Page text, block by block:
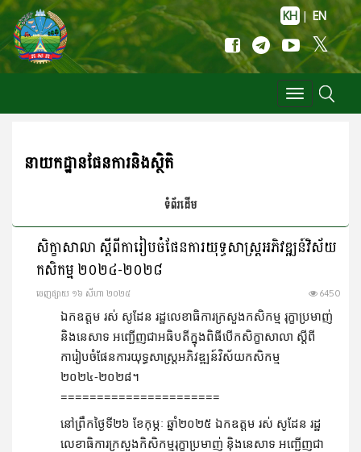
KH | EN
Toggle
navigation
នាយកដ្ឋាន​ផែនការនិងស្ថិតិ
ទំព័រដើម
សិក្ខាសាលា ស្ដីពីការៀបចំផែនការយុទ្ធសាស្រ្តអភិវឌ្ឍន៍វិស័យ
កសិកម្ម ២០២៤-២០២៨
ចេញ​ផ្សាយ​ ១៦ សីហា ២០២៥ 6450
ឯកឧត្តម រស់ សូដែន រដ្ឋលេខាធិការក្រសួងកសិកម្ម រុក្ខាប្រមាញ់
និងនេសាទ អញ្ជេីញជាអធិបតីក្នុងពិធីបើកសិក្ខាសាលា ស្ដីពី
ការៀបចំផែនការយុទ្ធសាស្រ្តអភិវឌ្ឍន៍វិស័យកសិកម្ម
២០២៤-២០២៨។
======================
នៅព្រឹកថ្ងៃទី២៦​ ខែកុម្ភៈ ឆ្នាំ២០២៥ ឯកឧត្តម រស់ សូដែន រដ្ឋ
លេខាធិការក្រសួងកិសិកម្មរុក្ខាប្រមាញ់ នុិងនេសាទ អញ្ជេីញជា